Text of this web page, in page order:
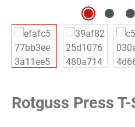
Rotguss Press